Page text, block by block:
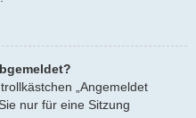
„Angemeldet
nur für eine Sitzung